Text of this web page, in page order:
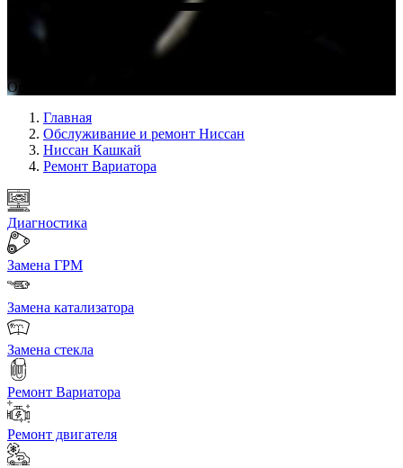
Опыт мастеров с 2009 г.
Главная
Обслуживание и ремонт Ниссан
Ниссан Кашкай
Ремонт Вариатора
Диагностика
Замена ГРМ
Замена катализатора
Замена стекла
Ремонт Вариатора
Ремонт двигателя